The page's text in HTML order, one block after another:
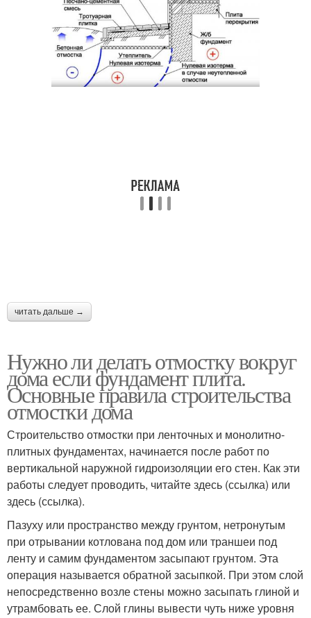
читать дальше →
Нужно ли делать отмостку вокруг
дома если фундамент плита.
Основные правила строительства
отмостки дома
Строительство отмостки при ленточных и монолитно-
плитных фундаментах, начинается после работ по
вертикальной наружной гидроизоляции его стен. Как эти
работы следует проводить, читайте здесь (ссылка) или
здесь (ссылка).
Пазуху или пространство между грунтом, нетронутым
при отрывании котлована под дом или траншеи под
ленту и самим фундаментом засыпают грунтом. Эта
операция называется обратной засыпкой. При этом слой
непосредственно возле стены можно засыпать глиной и
утрамбовать ее. Слой глины вывести чуть ниже уровня